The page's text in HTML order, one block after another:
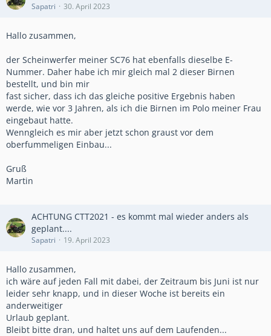
Sapatri 30. April 2023
Hallo zusammen,
der Scheinwerfer meiner SC76 hat ebenfalls dieselbe E-
Nummer. Daher habe ich mir gleich mal 2 dieser Birnen
bestellt, und bin mir
fast sicher, dass ich das gleiche positive Ergebnis haben
werde, wie vor 3 Jahren, als ich die Birnen im Polo meiner Frau
eingebaut hatte.
Wenngleich es mir aber jetzt schon graust vor dem
oberfummeligen Einbau...
Gruß
Martin
ACHTUNG CTT2021 - es kommt mal wieder anders als
geplant....
Sapatri 19. April 2023
Hallo zusammen,
ich wäre auf jeden Fall mit dabei, der Zeitraum bis Juni ist nur
leider sehr knapp, und in dieser Woche ist bereits ein
anderweitiger
Urlaub geplant.
Bleibt bitte dran, und haltet uns auf dem Laufenden...